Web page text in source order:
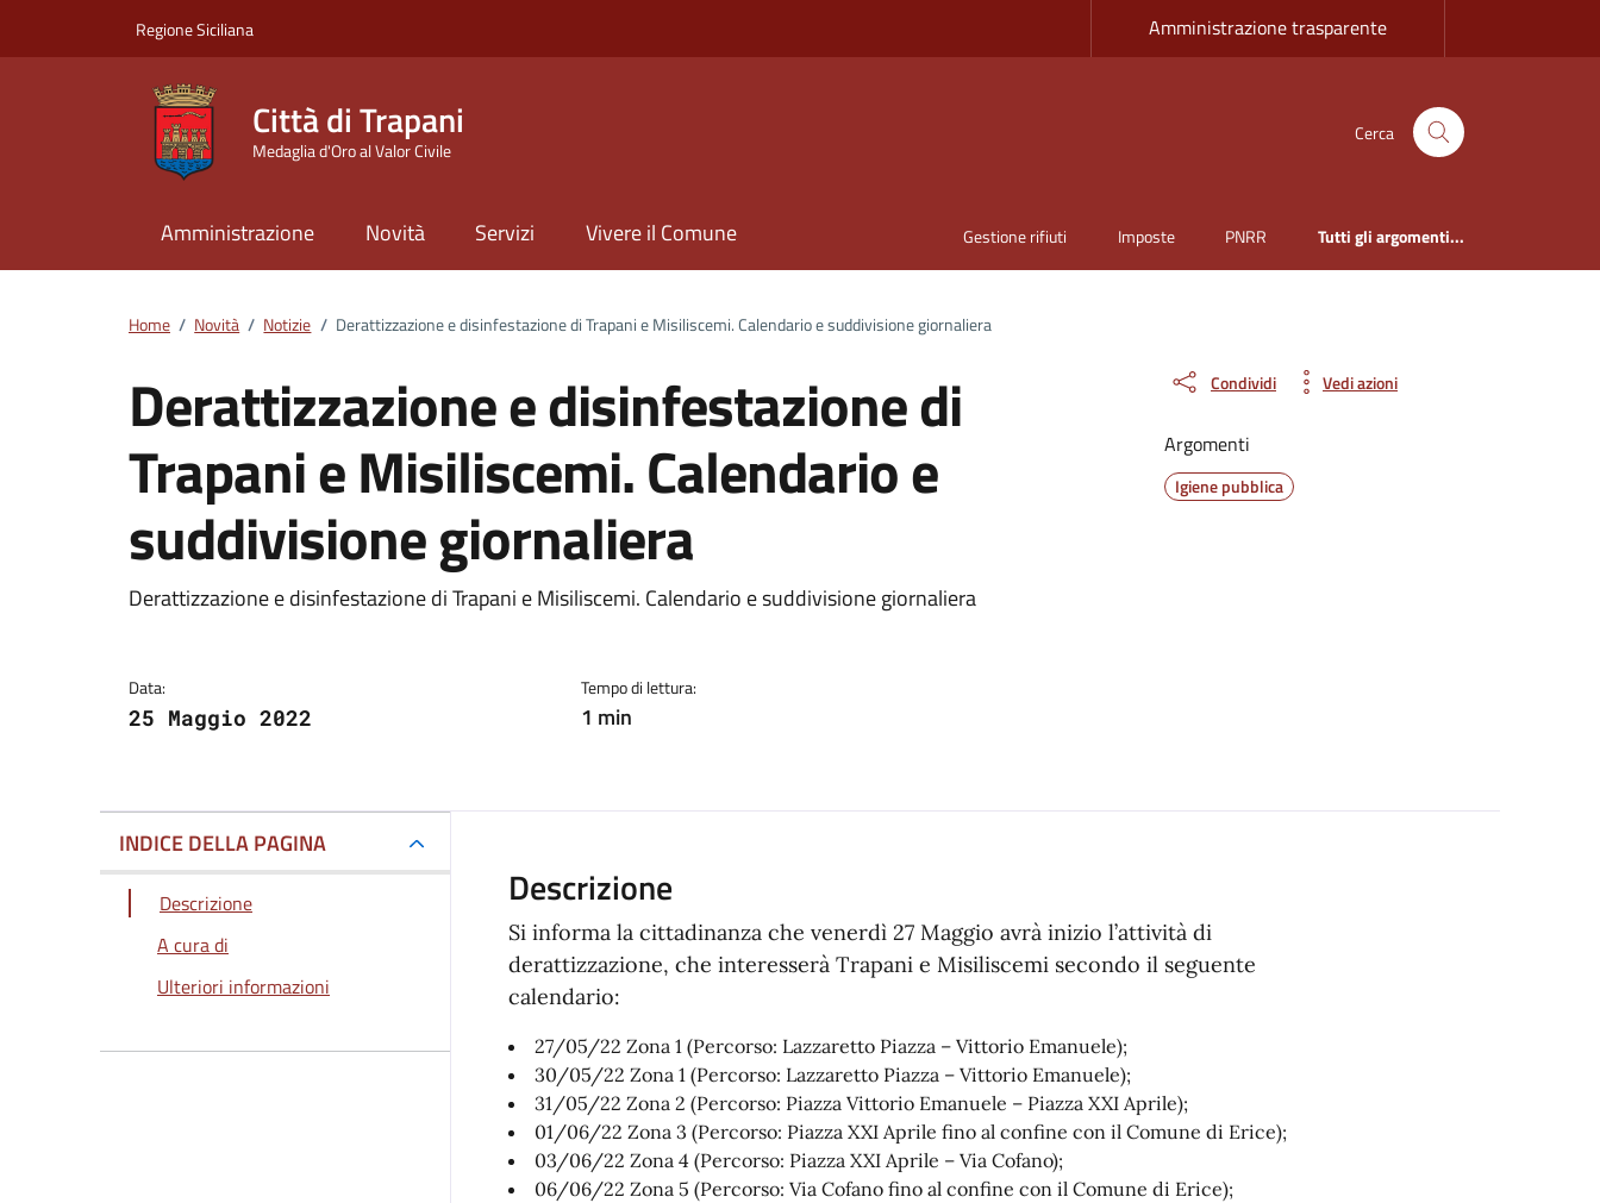
Regione Siciliana Amministrazione trasparente
Città di Trapani
Medaglia d'Oro al Valor Civile
Cerca
Amministrazione Novità Servizi Vivere il Comune Gestione rifiuti Imposte PNRR Tutti gli argomenti...
Home / Novità / Notizie / Derattizzazione e disinfestazione di Trapani e Misiliscemi. Calendario e suddivisione giornaliera
Derattizzazione e disinfestazione di
Trapani e Misiliscemi. Calendario e
suddivisione giornaliera
Dettagli della notizia
Derattizzazione e disinfestazione di Trapani e Misiliscemi. Calendario e suddivisione giornaliera
Data:
25 Maggio 2022
Tempo di lettura:
1 min
Condividi Vedi azioni
Argomenti
Igiene pubblica
INDICE DELLA PAGINA
Descrizione
A cura di
Ulteriori informazioni
Descrizione
Si informa la cittadinanza che venerdì 27 Maggio avrà inizio l’attività di
derattizzazione, che interesserà Trapani e Misiliscemi secondo il seguente
calendario:
27/05/22 Zona 1 (Percorso: Lazzaretto Piazza – Vittorio Emanuele);
30/05/22 Zona 1 (Percorso: Lazzaretto Piazza – Vittorio Emanuele);
31/05/22 Zona 2 (Percorso: Piazza Vittorio Emanuele – Piazza XXI Aprile);
01/06/22 Zona 3 (Percorso: Piazza XXI Aprile fino al confine con il Comune di Erice);
03/06/22 Zona 4 (Percorso: Piazza XXI Aprile – Via Cofano);
06/06/22 Zona 5 (Percorso: Via Cofano fino al confine con il Comune di Erice);